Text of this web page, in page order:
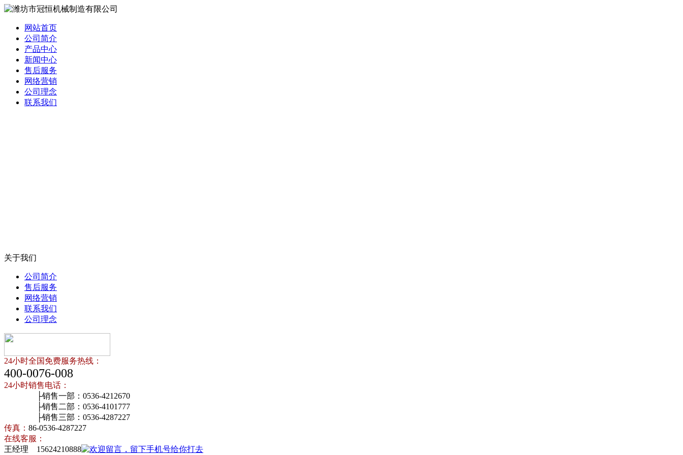
网站首页
公司简介
产品中心
新闻中心
售后服务
网络营销
公司理念
联系我们
关于我们
公司简介
售后服务
网络营销
联系我们
公司理念
24小时全国免费服务热线：
400-0076-008
24小时销售电话：
├销售一部：0536-4212670
├销售二部：0536-4101777
├销售三部：0536-4287227
传真： 86-0536-4287227
在线客服：
王经理 15624210888